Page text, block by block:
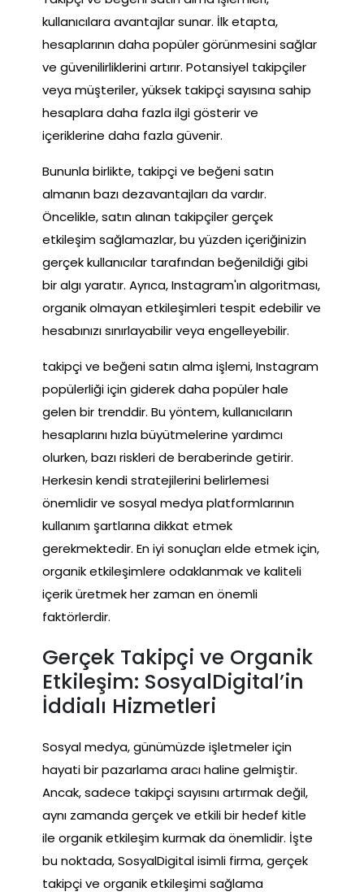
kullanıcılara avantajlar sunar. İlk etapta,
hesaplarının daha popüler görünmesini sağlar
ve güvenilirliklerini artırır. Potansiyel takipçiler
veya müşteriler, yüksek takipçi sayısına sahip
hesaplara daha fazla ilgi gösterir ve
içeriklerine daha fazla güvenir.
Bununla birlikte, takipçi ve beğeni satın
almanın bazı dezavantajları da vardır.
Öncelikle, satın alınan takipçiler gerçek
etkileşim sağlamazlar, bu yüzden içeriğinizin
gerçek kullanıcılar tarafından beğenildiği gibi
bir algı yaratır. Ayrıca, Instagram'ın algoritması,
organik olmayan etkileşimleri tespit edebilir ve
hesabınızı sınırlayabilir veya engelleyebilir.
takipçi ve beğeni satın alma işlemi, Instagram
popülerliği için giderek daha popüler hale
gelen bir trenddir. Bu yöntem, kullanıcıların
hesaplarını hızla büyütmelerine yardımcı
olurken, bazı riskleri de beraberinde getirir.
Herkesin kendi stratejilerini belirlemesi
önemlidir ve sosyal medya platformlarının
kullanım şartlarına dikkat etmek
gerekmektedir. En iyi sonuçları elde etmek için,
organik etkileşimlere odaklanmak ve kaliteli
içerik üretmek her zaman en önemli
faktörlerdir.
Gerçek Takipçi ve Organik
Etkileşim: SosyalDigital’in
İddialı Hizmetleri
Sosyal medya, günümüzde işletmeler için
hayati bir pazarlama aracı haline gelmiştir.
Ancak, sadece takipçi sayısını artırmak değil,
aynı zamanda gerçek ve etkili bir hedef kitle
ile organik etkileşim kurmak da önemlidir. İşte
bu noktada, SosyalDigital isimli firma, gerçek
takipçi ve organik etkileşimi sağlama